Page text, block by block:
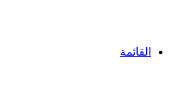
القائمة